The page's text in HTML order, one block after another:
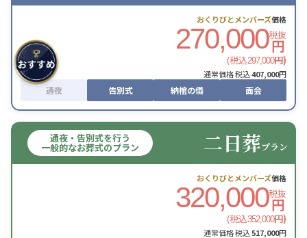
おくりびとメンバーズ価格
270,000税抜
円
(税込297,000円)
通常価格 税込407,000円
通夜 告別式 納棺の儀 面会
通夜・告別式を行う
一般的なお葬式のプラン 二日葬プラン
おくりびとメンバーズ価格
320,000税抜
円
(税込352,000円)
通常価格 税込517,000円